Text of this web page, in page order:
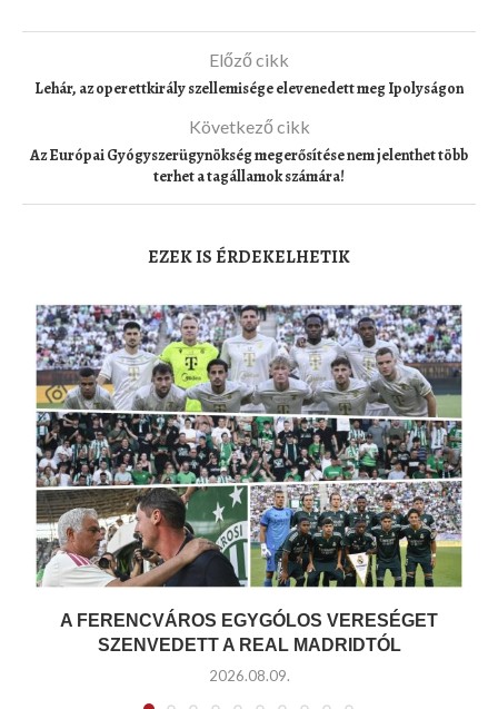
Előző cikk
Lehár, az operettkirály szellemisége elevenedett meg Ipolyságon
Következő cikk
Az Európai Gyógyszerügynökség megerősítése nem jelenthet több
terhet a tagállamok számára!
EZEK IS ÉRDEKELHETIK
A FERENCVÁROS EGYGÓLOS VERESÉGET
SZENVEDETT A REAL MADRIDTÓL
2026.08.09.